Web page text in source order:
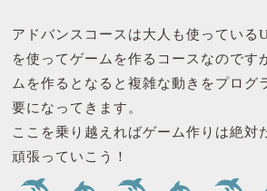
アドバンスコースは大人も使っている
を使ってゲームを作るコースなのです
ムを作るとなると複雑な動きをプログ
要になってきます。
ここを乗り越えればゲーム作りは絶対
頑張っていこう！